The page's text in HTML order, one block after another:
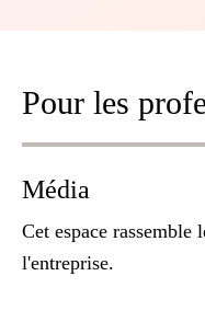
Pour les
Média
Cet espace rassemble
l'entreprise.